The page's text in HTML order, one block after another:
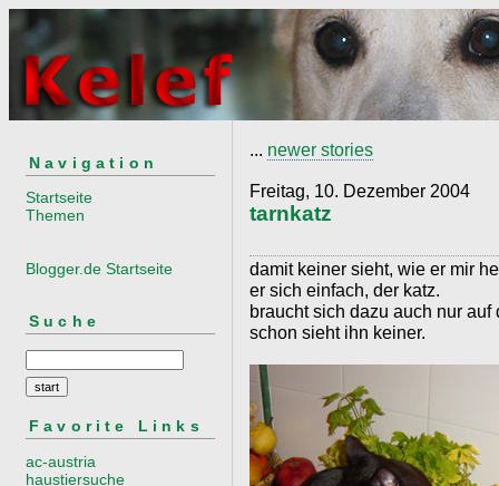
Navigation
Startseite
Themen
Blogger.de Startseite
Suche
Favorite Links
ac-austria
haustiersuche
... newer stories
Freitag, 10. Dezember 2004
tarnkatz
damit keiner sieht, wie er mir
er sich einfach, der katz.
braucht sich dazu auch nur
schon sieht ihn keiner.